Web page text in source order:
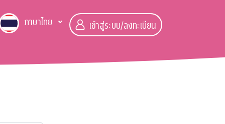
ภาษาไทย เข้าสู่ระบบ/ลงทะเบียน